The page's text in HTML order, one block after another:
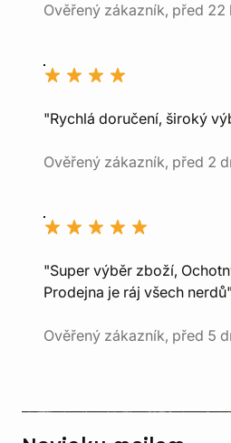
Ověřený zákazník, před 22
"Rychlá doručení, široký
Ověřený zákazník, před 2
"Super výběr zboží,
Prodejna je ráj všech nerdů"
Ověřený zákazník, před 5